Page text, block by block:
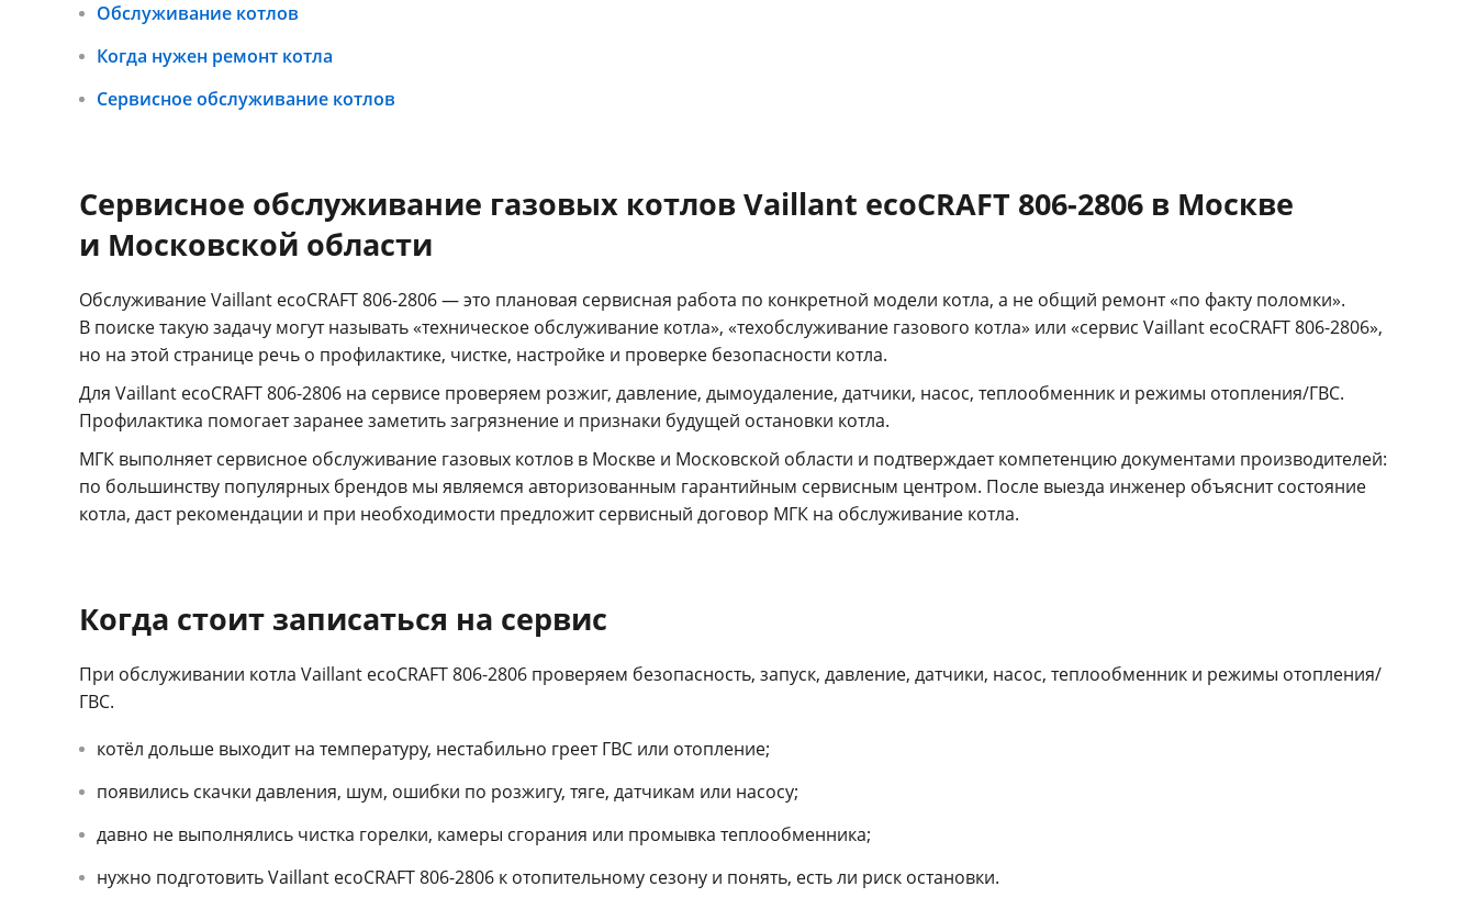
Обслуживание котлов
Когда нужен ремонт котла
Сервисное обслуживание котлов
Сервисное обслуживание газовых котлов Vaillant ecoCRAFT 806-2806 в Москве
и Московской области
Обслуживание Vaillant ecoCRAFT 806-2806 — это плановая сервисная работа по конкретной модели котла, а не общий ремонт «по факту поломки».
В поиске такую задачу могут называть «техническое обслуживание котла», «техобслуживание газового котла» или «сервис Vaillant ecoCRAFT 806-2806»,
но на этой странице речь о профилактике, чистке, настройке и проверке безопасности котла.
Для Vaillant ecoCRAFT 806-2806 на сервисе проверяем розжиг, давление, дымоудаление, датчики, насос, теплообменник и режимы отопления/ГВС.
Профилактика помогает заранее заметить загрязнение и признаки будущей остановки котла.
МГК выполняет сервисное обслуживание газовых котлов в Москве и Московской области и подтверждает компетенцию документами производителей:
по большинству популярных брендов мы являемся авторизованным гарантийным сервисным центром. После выезда инженер объяснит состояние
котла, даст рекомендации и при необходимости предложит сервисный договор МГК на обслуживание котла.
Когда стоит записаться на сервис
При обслуживании котла Vaillant ecoCRAFT 806-2806 проверяем безопасность, запуск, давление, датчики, насос, теплообменник и режимы отопления/
ГВС.
котёл дольше выходит на температуру, нестабильно греет ГВС или отопление;
появились скачки давления, шум, ошибки по розжигу, тяге, датчикам или насосу;
давно не выполнялись чистка горелки, камеры сгорания или промывка теплообменника;
нужно подготовить Vaillant ecoCRAFT 806-2806 к отопительному сезону и понять, есть ли риск остановки.